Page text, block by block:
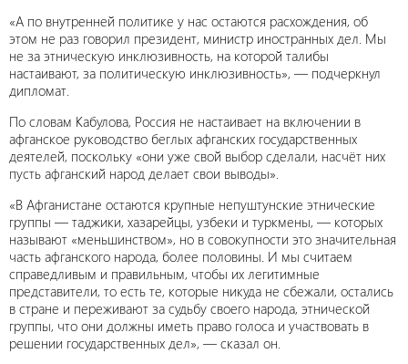
«А по внутренней политике у нас остаются расхождения, об
этом не раз говорил президент, министр иностранных дел. Мы
не за этническую инклюзивность, на которой талибы
настаивают, за политическую инклюзивность», — подчеркнул
дипломат.
По словам Кабулова, Россия не настаивает на включении в
афганское руководство беглых афганских государственных
деятелей, поскольку «они уже свой выбор сделали, насчёт них
пусть афганский народ делает свои выводы».
«В Афганистане остаются крупные непуштунские этнические
группы — таджики, хазарейцы, узбеки и туркмены, — которых
называют «меньшинством», но в совокупности это значительная
часть афганского народа, более половины. И мы считаем
справедливым и правильным, чтобы их легитимные
представители, то есть те, которые никуда не сбежали, остались
в стране и переживают за судьбу своего народа, этнической
группы, что они должны иметь право голоса и участвовать в
решении государственных дел», — сказал он.